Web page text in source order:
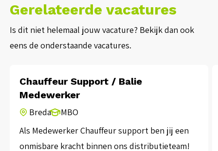
Gerelateerde vacatures
Is dit niet helemaal jouw vacature? Bekijk dan ook
eens de onderstaande vacatures.
Chauffeur Support / Balie
Medewerker
Breda
MBO
Als Medewerker Chauffeur support ben jij een
onmisbare kracht binnen ons distributieteam!